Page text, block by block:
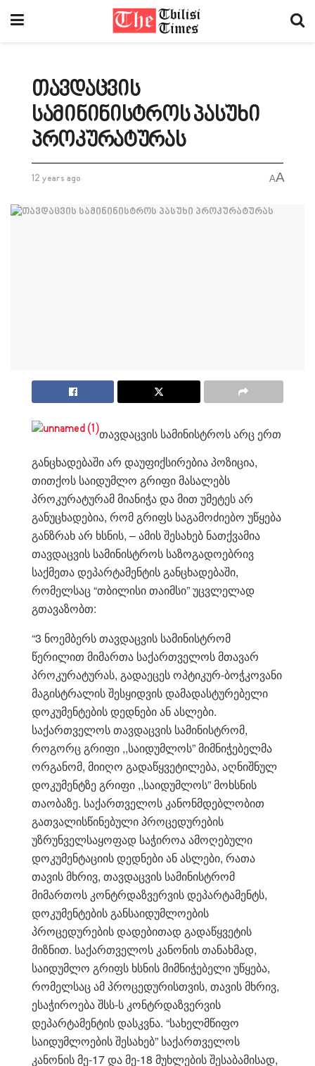
თავდაცვის
სამინინისტროს პასუხი
პროკურატურას
12 years ago AA
თავდაცვის სამინისტროს არც ერთ
განცხადებაში არ დაუფიქსირებია პოზიცია,
თითქოს საიდუმლო გრიფი მასალებს
პროკურატურამ მიანიჭა და მით უმეტეს არ
განუცხადებია, რომ გრიფს საგამოძიებო უწყება
განზრახ არ ხსნის, – ამის შესახებ ნათქვამია
თავდაცვის სამინისტროს საზოგადოებრივ
საქმეთა დეპარტამენტის განცხადებაში,
რომელსაც “თბილისი თაიმსი” უცვლელად
გთავაზობთ:
“3 ნოემბერს თავდაცვის სამინისტრომ
წერილით მიმართა საქართველოს მთავარ
პროკურატურას, გადაეცეს ოპტიკურ-ბოჭკოვანი
მაგისტრალის შესყიდვის დამადასტურებელი
დოკუმენტების დედნები ან ასლები.
საქართველოს თავდაცვის სამინისტრომ,
როგორც გრიფი ,,საიდუმლოს” მიმნიჭებელმა
ორგანომ, მიიღო გადაწყვეტილება, აღნიშნულ
დოკუმენტზე გრიფი ,,საიდუმლოს” მოხსნის
თაობაზე. საქართველოს კანონმდებლობით
გათვალისწინებული პროცედურების
უზრუნველსაყოფად საჭიროა ამოღებული
დოკუმენტაციის დედნები ან ასლები, რათა
თავის მხრივ, თავდაცვის სამინისტრომ
მიმართოს კონტრდაზვერვის დეპარტამენტს,
დოკუმენტების განსაიდუმლოების
პროცედურების დადებითად გადაწყვეტის
მიზნით. საქართველოს კანონის თანახმად,
საიდუმლო გრიფს ხსნის მიმნიჭებელი უწყება,
რომელსაც ამ პროცედურისთვის, თავის მხრივ,
ესაჭიროება შსს-ს კონტრდაზვერვის
დეპარტამენტის დასკვნა. “სახელმწიფო
საიდუმლოების შესახებ” საქართველოს
კანონის მე-17 და მე-18 მუხლების შესაბამისად,